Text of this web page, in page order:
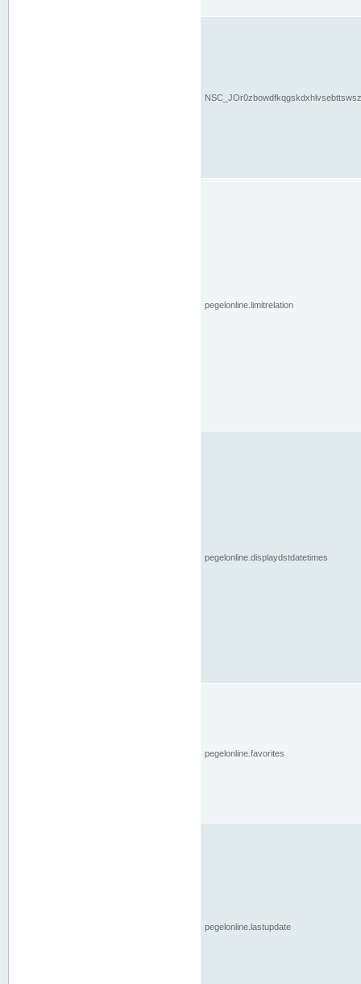
pegelonline.limitrelation
pegelonline.displaydstdatetimes
pegelonline.favorites
pegelonline.lastupdate